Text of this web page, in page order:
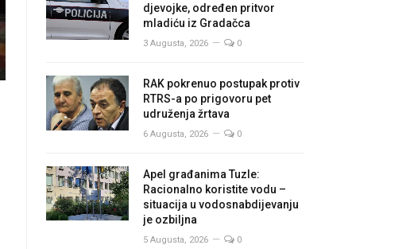
djevojke, određen pritvor
mladiću iz Gradačca
3 Augusta, 2026 0
RAK pokrenuo postupak protiv
RTRS-a po prigovoru pet
udruženja žrtava
6 Augusta, 2026 0
Apel građanima Tuzle:
Racionalno koristite vodu –
situacija u vodosnabdijevanju
je ozbiljna
5 Augusta, 2026 0